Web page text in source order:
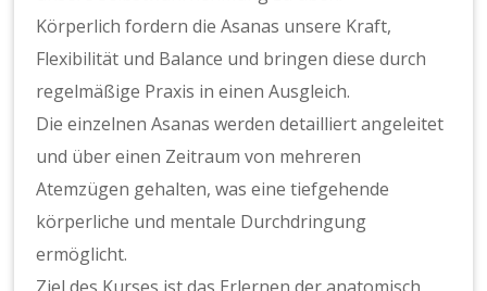
Körperlich fordern die Asanas unsere Kraft,
Flexibilität und Balance und bringen diese durch
regelmäßige Praxis in einen Ausgleich.
Die einzelnen Asanas werden detailliert angeleitet
und über einen Zeitraum von mehreren
Atemzügen gehalten, was eine tiefgehende
körperliche und mentale Durchdringung
ermöglicht.